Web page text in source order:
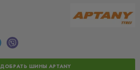
ШИНЫ APTANY